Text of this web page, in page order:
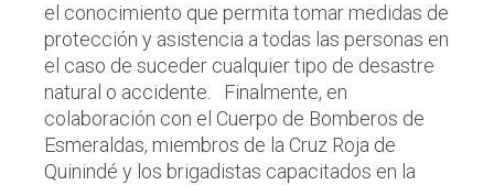
el conocimiento que permita tomar medidas de
protección y asistencia a todas las personas en
el caso de suceder cualquier tipo de desastre
natural o accidente. Finalmente, en
colaboración con el Cuerpo de Bomberos de
Esmeraldas, miembros de la Cruz Roja de
Quinindé y los brigadistas capacitados en la